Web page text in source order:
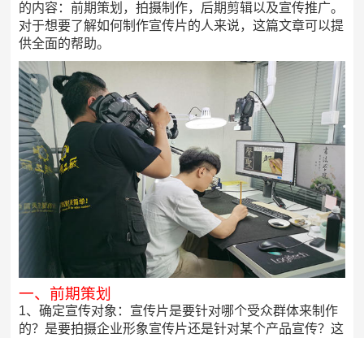
的内容：前期策划，拍摄制作，后期剪辑以及宣传推广。
对于想要了解如何制作宣传片的人来说，这篇文章可以提
供全面的帮助。
一、前期策划
1、确定宣传对象：宣传片是要针对哪个受众群体来制作
的？是要拍摄企业形象宣传片还是针对某个产品宣传？这